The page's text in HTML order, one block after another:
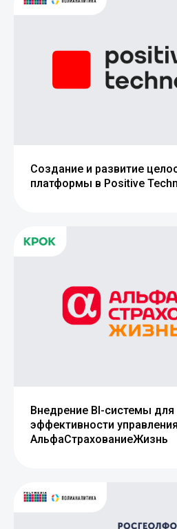
Создание и развитие
платформы в Positive
Внедрение BI-системы
эффективности
АльфаСтрахованиеЖизнь